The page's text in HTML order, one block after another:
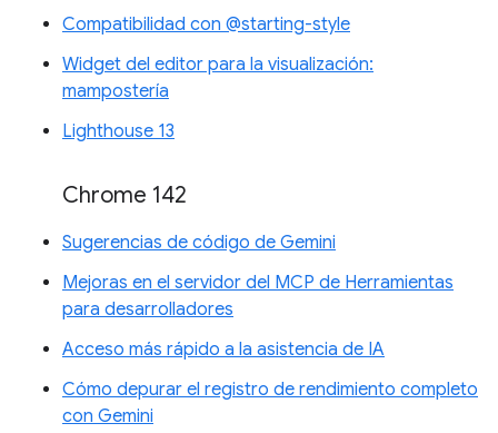
Compatibilidad con @starting-style
Widget del editor para la visualización:
mampostería
Lighthouse 13
Chrome 142
Sugerencias de código de Gemini
Mejoras en el servidor del MCP de Herramientas
para desarrolladores
Acceso más rápido a la asistencia de IA
Cómo depurar el registro de rendimiento completo
con Gemini